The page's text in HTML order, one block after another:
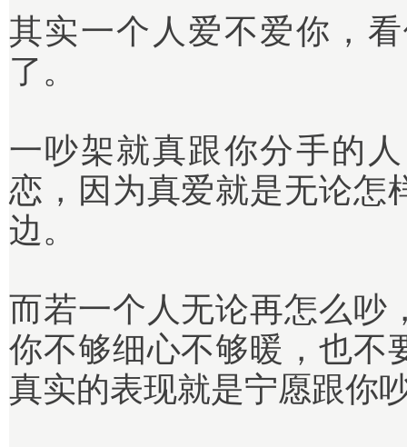
其实一个人爱不爱你，
了。
一吵架就真跟你分手的
恋，因为真爱就是无论怎
边。
而若一个人无论再怎么吵
你不够细心不够暖，也不
真实的表现就是宁愿跟你